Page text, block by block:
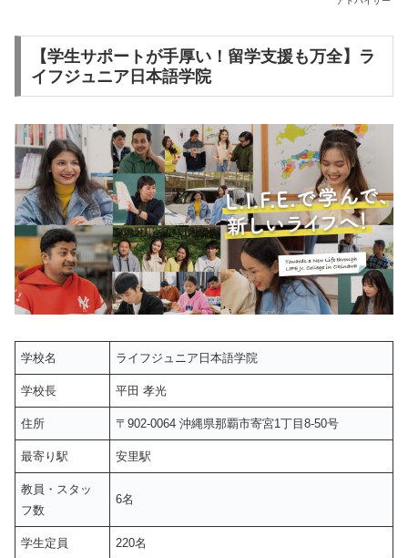
【学生サポートが手厚い！留学支援も万全】ラ
イフジュニア日本語学院
学校名 ライフジュニア日本語学院
学校長 平田 孝光
住所 〒902-0064 沖縄県那覇市寄宮1丁目8-50号
最寄り駅 安里駅
教員・スタッ
フ数
6名
学生定員 220名